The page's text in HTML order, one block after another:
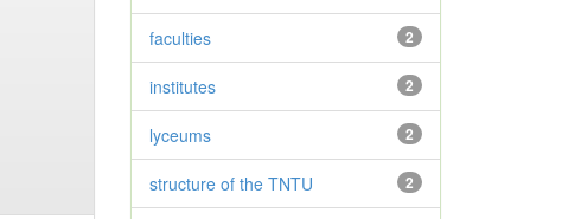
2
faculties
2
institutes
2
lyceums
2
structure of the TNTU